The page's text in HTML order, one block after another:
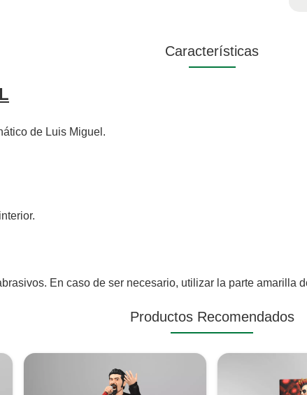
Características
de Luis Miguel.
En caso de ser necesario, utilizar la parte amarilla
Productos Recomendados